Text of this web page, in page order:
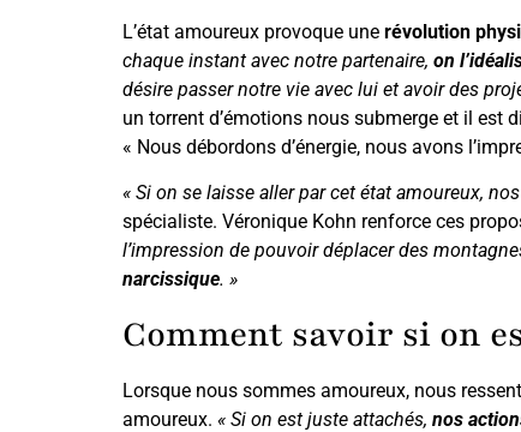
L’état amoureux provoque une révolution
chaque instant avec notre partenaire, on
désire passer notre vie avec lui et avoir des
un torrent d’émotions nous submerge et il est
« Nous débordons d’énergie, nous avons
« Si on se laisse aller par cet état amoureux,
spécialiste. Véronique Kohn renforce ces
l’impression de pouvoir déplacer des
narcissique. »
Comment savoir si on
Lorsque nous sommes amoureux, nous
amoureux. « Si on est juste attachés, nos